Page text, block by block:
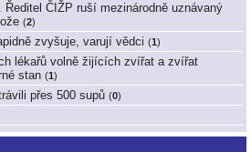
ČIŽP ruší mezinárodně uznávaný
(2)
zvyšuje, varují vědci (1 )
lékařů volně žijících zvířat a zvířat
stan (1 )
přes 500 supů (0)